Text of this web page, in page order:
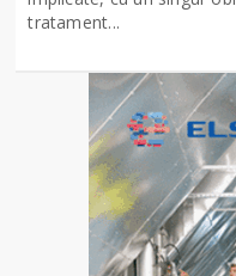
tratament...